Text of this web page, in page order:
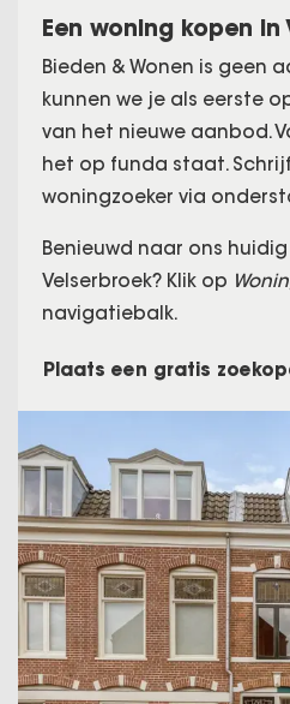
Een woning kopen in
Bieden & Wonen is geen
kunnen we je als eerste
van het nieuwe aanbod.
het op funda staat.
woningzoeker via
Benieuwd naar ons
Velserbroek? Klik op
navigatiebalk.
Plaats een gratis